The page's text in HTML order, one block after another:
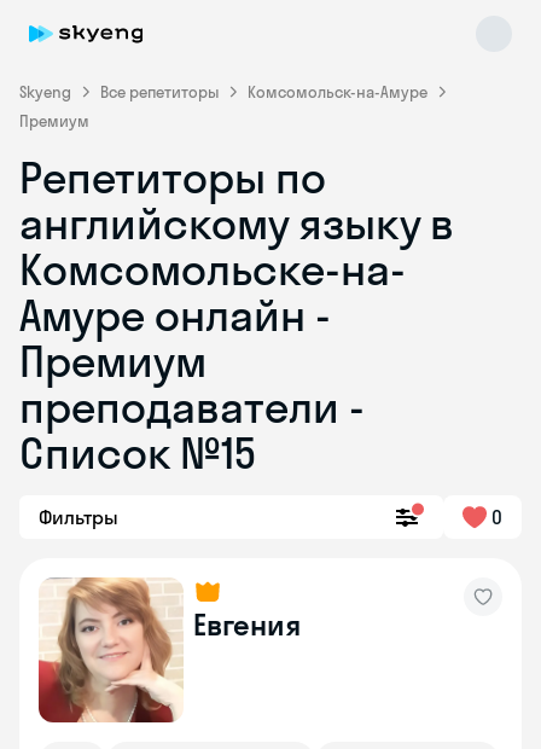
Skyeng Все репетиторы
Комсомольск-на-Амуре
Премиум
Репетиторы по
английскому языку в
Комсомольске-на-
Амуре онлайн -
Премиум
преподаватели -
Список №15
Фильтры 0
Евгения
Skyeng Chat
online